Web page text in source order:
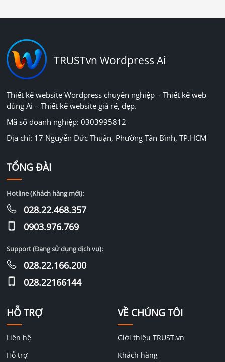
TRUSTvn Wordpress Ai
Thiết kế website Wordpress chuyên nghiệp – Thiết kế web
dùng Ai – Thiết kế website giá rẻ, đẹp.
Mã số doanh nghiệp: 0303995812
Địa chỉ: 17 Nguyễn Đức Thuận, Phường Tân Bình, TP.HCM
HỖ TRỢ
Liên hệ
Hỗ trợ
VỀ CHÚNG TÔI
Giới thiệu TRUST.vn
Khách hàng
TỔNG ĐÀI
Hotline (Khách hàng mới):
028.22.468.357
0903.976.769
Support (Đang sử dụng dịch vụ):
028.22.166.200
028.22166144